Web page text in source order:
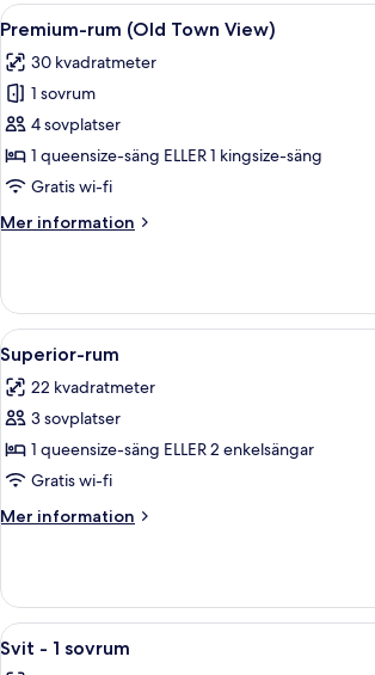
Öppna
alla
foton
för
Premium-
rum
(Old
View)
Ett hotellrum
7
Premium-rum (Old Town View)
30 kvadratmeter
1 sovrum
4 sovplatser
1 queensize-säng ELLER 1 kingsize-säng
Gratis wi-fi
Mer information
Mer
rum
(Old
Town
View)
Öppna
alla
foton
för
Superior-
rum
Superior-rum
8
Superior-rum
22 kvadratmeter
3 sovplatser
1 queensize-säng ELLER 2 enkelsängar
Gratis wi-fi
Mer information
Mer
rum
Öppna
alla
12
Svit - 1 sovrum